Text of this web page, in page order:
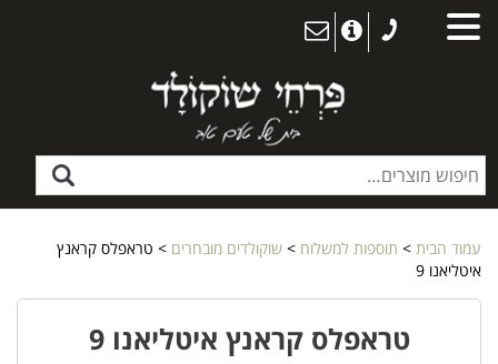
עמוד הבית > תוספות למשלוח > שוקולדים מובחרים > טראפלס קראנץ
איטליאנו 9
טראפלס קראנץ איטליאנו 9